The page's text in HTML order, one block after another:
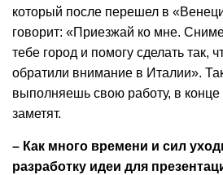
который после перешел в
говорит: «Приезжай ко мне.
тебе город и помогу сделать так,
обратили внимание в Италии».
выполняешь свою работу, в
заметят.
– Как много времени и сил
разработку идеи для